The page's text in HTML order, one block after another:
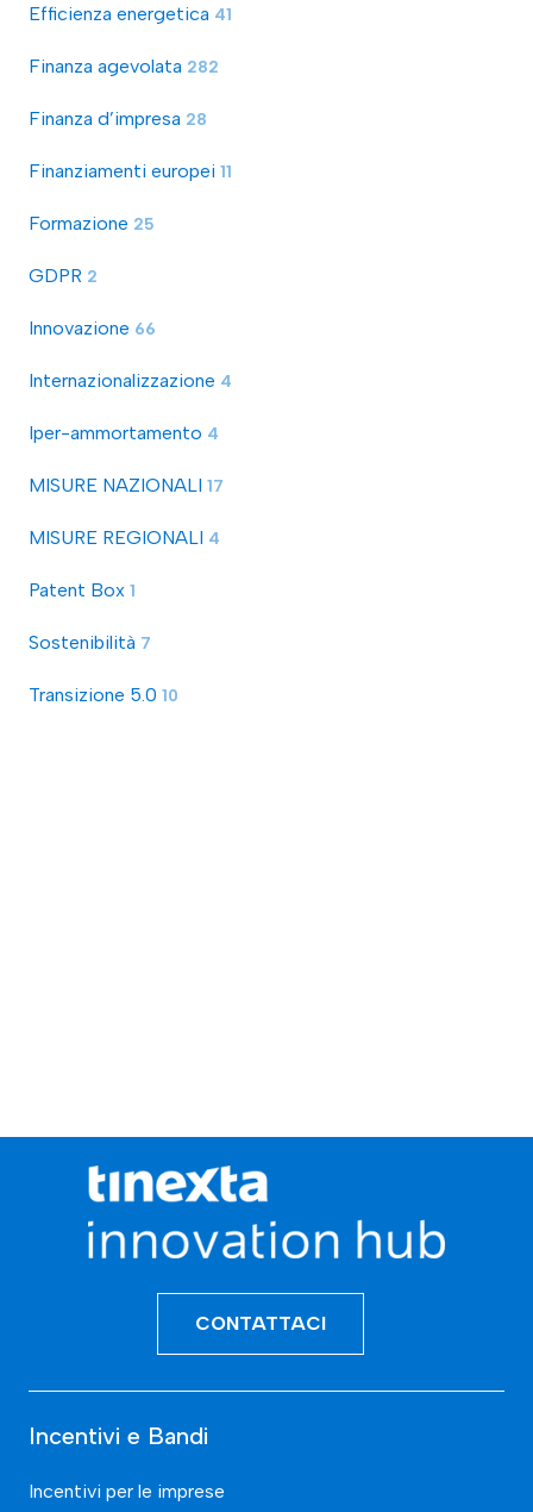
Efficienza energetica 41
Finanza agevolata 282
Finanza d’impresa 28
Finanziamenti europei 11
Formazione 25
GDPR 2
Innovazione 66
Internazionalizzazione 4
Iper-ammortamento 4
MISURE NAZIONALI 17
MISURE REGIONALI 4
Patent Box 1
Sostenibilità 7
Transizione 5.0 10
CONTATTACI
Incentivi e Bandi
Incentivi per le imprese